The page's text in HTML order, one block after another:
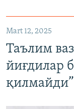
Mart 12, 2025
Таълим
йиғдилар
қилмайди”